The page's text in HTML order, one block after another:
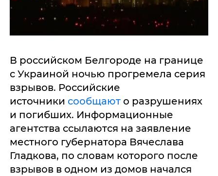
В российском Белгороде на границе
с Украиной ночью прогремела серия
взрывов. Российские
источники сообщают о разрушениях
и погибших. Информационные
агентства ссылаются на заявление
местного губернатора Вячеслава
Гладкова, по словам которого после
взрывов в одном из домов начался